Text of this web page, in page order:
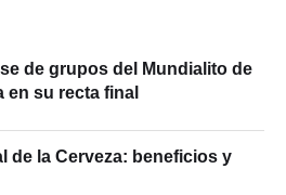
de grupos del Mundialito de
en su recta final
de la Cerveza: beneficios y